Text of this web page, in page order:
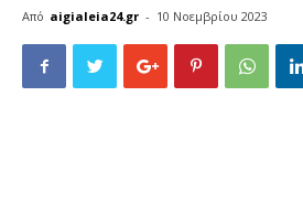
Από aigialeia24.gr - 10 Νοεμβρίου 2023